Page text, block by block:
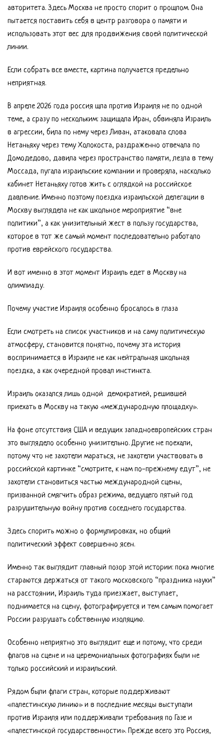
авторитета. Здесь Москва не просто спорит о прошлом. Она
пытается поставить себя в центр разговора о памяти и
использовать этот вес для продвижения своей политической
линии.
Если собрать все вместе, картина получается предельно
неприятная.
В апреле 2026 года россия шла против Израиля не по одной
теме, а сразу по нескольким: защищала Иран, обвиняла Израиль
в агрессии, била по нему через Ливан, атаковала слова
Нетаньяху через тему Холокоста, раздраженно отвечала по
Домодедово, давила через пространство памяти, лезла в тему
Моссада, пугала израильские компании и проверяла, насколько
кабинет Нетаньяху готов жить с оглядкой на российское
давление. Именно поэтому поездка израильской делегации в
Москву выглядела не как школьное мероприятие “вне
политики”, а как унизительный жест в пользу государства,
которое в тот же самый момент последовательно работало
против еврейского государства.
И вот именно в этот момент Израиль едет в Москву на
олимпиаду.
Почему участие Израиля особенно бросалось в глаза
Если смотреть на список участников и на саму политическую
атмосферу, становится понятно, почему эта история
воспринимается в Израиле не как нейтральная школьная
поездка, а как очередной провал инстинкта.
Израиль оказался лишь одной демократией, решившей
приехать в Москву на такую «международную площадку».
На фоне отсутствия США и ведущих западноевропейских стран
это выглядело особенно унизительно. Другие не поехали,
потому что не захотели мараться, не захотели участвовать в
российской картинке “смотрите, к нам по-прежнему едут”, не
захотели становиться частью международной сцены,
призванной смягчить образ режима, ведущего пятый год
разрушительную войну против соседнего государства.
Здесь спорить можно о формулировках, но общий
политический эффект совершенно ясен.
Именно так выглядит главный позор этой истории: пока многие
стараются держаться от такого московского “праздника науки”
на расстоянии, Израиль туда приезжает, выступает,
поднимается на сцену, фотографируется и тем самым помогает
России разрушать собственную изоляцию.
Особенно неприятно это выглядит еще и потому, что среди
флагов на сцене и на церемониальных фотографиях были не
только российский и израильский.
Рядом были флаги стран, которые поддерживают
«палестинскую линию» и в последние месяцы выступали
против Израиля или поддерживали требования по Газе и
«палестинской государственности». Прежде всего это Россия,